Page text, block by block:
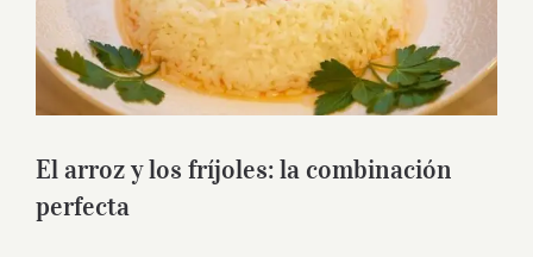
El arroz y los fríjoles: la combinación
perfecta